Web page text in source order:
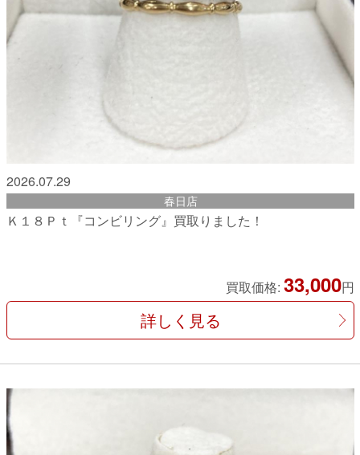
2026.07.29
春日店
Ｋ１８Ｐｔ『コンビリング』買取りました！
買取価格: 33,000円
詳しく見る